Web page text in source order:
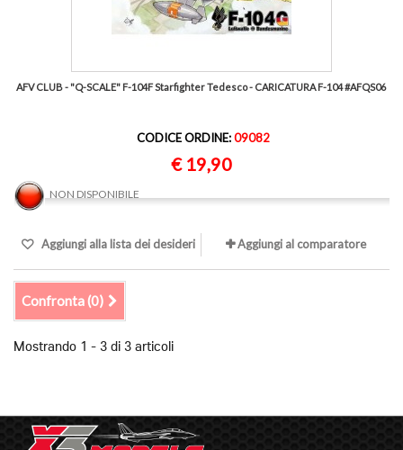
AFV CLUB - "Q-SCALE" F-104F Starfighter Tedesco - CARICATURA F-104 #AFQS06
CODICE ORDINE:09082
€ 19,90
NON DISPONIBILE
Aggiungi alla lista dei desideri Aggiungi al comparatore
Confronta (0)
Mostrando 1 - 3 di 3 articoli